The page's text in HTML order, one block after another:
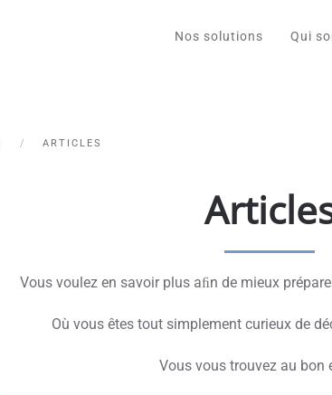
Nos solutions Qui
ARTICLES
Vous voulez en savoir plus aﬁn de mieux
Où vous êtes tout simplement curieux de
Vous vous trouvez au bon